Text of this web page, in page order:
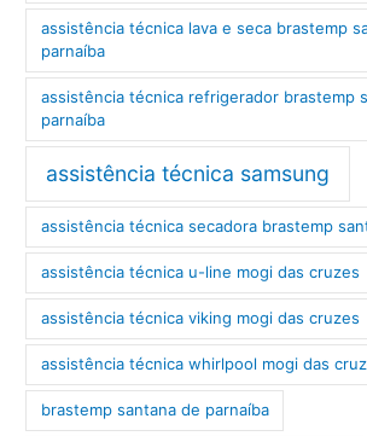
assistência técnica lava e seca brastemp
parnaíba
assistência técnica refrigerador brastemp
parnaíba
assistência técnica samsung
assistência técnica secadora brastemp
assistência técnica u-line mogi das cruzes
assistência técnica viking mogi das cruzes
assistência técnica whirlpool mogi das
brastemp santana de parnaíba